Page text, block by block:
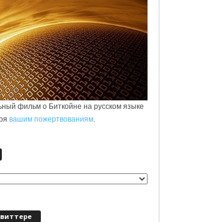
фильм о Биткойне на русском языке
вашим пожертвованиям.